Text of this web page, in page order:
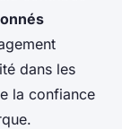
dans les
la confiance